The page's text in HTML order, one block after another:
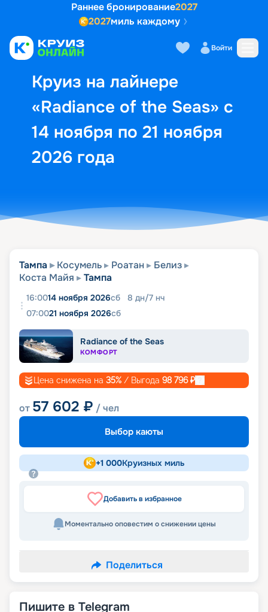
Раннее бронирование2027
2027миль каждому
Войти
Круиз на лайнере
«Radiance of the Seas» с
14 ноября по 21 ноября
2026 года
Выбор кают Маршрут и
Тампа Косумель Роатан
Белиз
Коста Майя
Тампа
16:0014 ноября 2026сб 8 дн/7 нч
07:0021 ноября 2026сб
Radiance of the Seas
КОМФОРТ
Цена снижена на 35% / Выгода 98 796₽
от 57 602 ₽ / чел
Выбор каюты
+1 000Круизных миль
Добавить в избранное
Моментально оповестим о снижении цены
Поделиться
Пишите в Telegram